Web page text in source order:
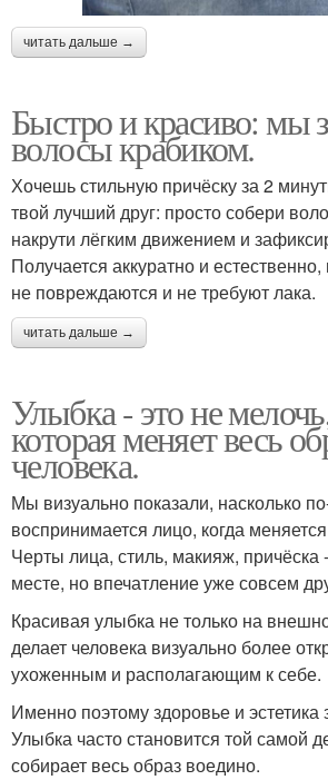
читать дальше →
Быстро и красиво: мы
волосы крабиком.
Хочешь стильную причёску за 2
твой лучший друг: просто собери
накрути лёгким движением и
Получается аккуратно и
не повреждаются и не требуют лака.
читать дальше →
Улыбка - это не
которая меняет весь
человека.
Мы визуально показали, насколько
воспринимается лицо, когда
Черты лица, стиль, макияж, причёска
месте, но впечатление уже совсем
Красивая улыбка не только на
делает человека визуально более
ухоженным и располагающим к себе.
Именно поэтому здоровье и эстетика
Улыбка часто становится той самой
собирает весь образ воедино.